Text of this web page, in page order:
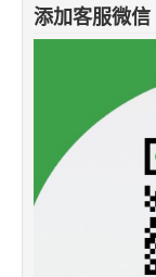
添加客服微信